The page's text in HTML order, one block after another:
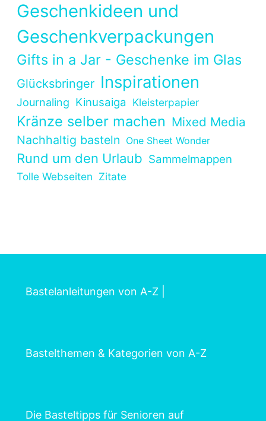
Geschenkideen und
Geschenkverpackungen
Gifts in a Jar - Geschenke im Glas
Glücksbringer Inspirationen
Journaling Kinusaiga Kleisterpapier
Kränze selber machen Mixed Media
Nachhaltig basteln One Sheet Wonder
Rund um den Urlaub Sammelmappen
Tolle Webseiten Zitate
Bastelanleitungen von A-Z|
Bastelthemen & Kategorien von A-Z
Die Basteltipps für Senioren auf